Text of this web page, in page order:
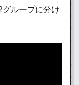
ループに分け